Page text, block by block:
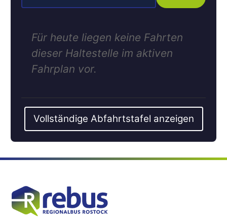
Für heute liegen keine Fahrten
dieser Haltestelle im aktiven
Fahrplan vor.
Vollständige Abfahrtstafel anzeigen